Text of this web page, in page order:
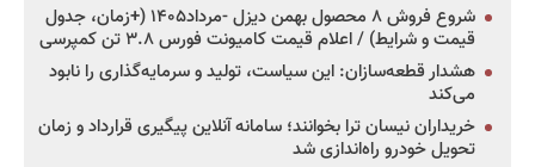
شروع فروش ۸ محصول بهمن دیزل -مرداد۱۴۰۵ (+زمان، جدول
قیمت و شرایط) / اعلام قیمت کامیونت فورس ۳.۸ تن کمپرسی
هشدار قطعه‌سازان: این سیاست، تولید و سرمایه‌گذاری را نابود
می‌کند
خریداران نیسان ترا بخوانند؛ سامانه آنلاین پیگیری قرارداد و زمان
تحویل خودرو راه‌اندازی شد